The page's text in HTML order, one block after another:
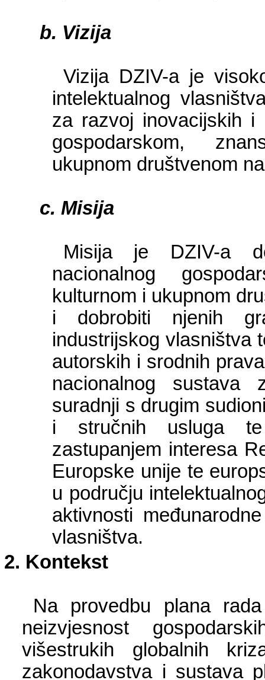
Vizija
Vizija DZIV-a je
intelektualnog
za razvoj inovacijskih i
gospodarskom,
ukupnom društvenom
Misija
Misija je DZIV-a
nacionalnog
kulturnom i ukupnom
i dobrobiti njenih
industrijskog vlasništva
autorskih i srodnih
nacionalnog sustava
suradnji s drugim
i stručnih usluga
zastupanjem interesa
Europske unije te
u području
aktivnosti
vlasništva.
Kontekst
Na provedbu plana
neizvjesnost
višestrukih globalnih
zakonodavstva i sustava